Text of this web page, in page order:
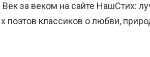
за веком на сайте НашСтих:
поэтов классиков о любви,